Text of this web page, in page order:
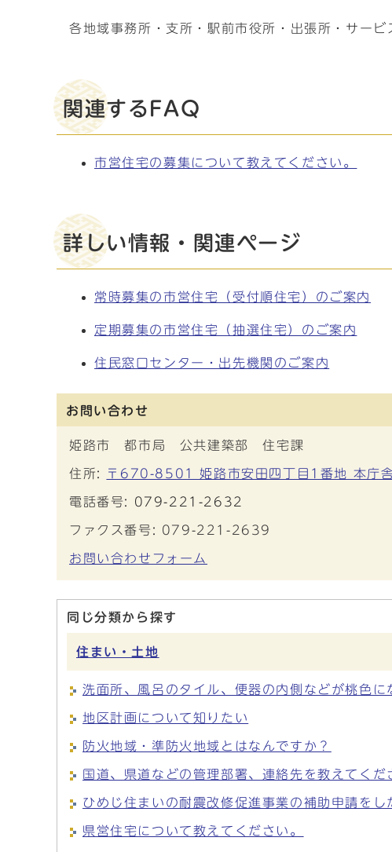
各地域事務所・支所・駅前市役所・出張所・サー
関連するFAQ
市営住宅の募集について教えてください。
詳しい情報・関連ページ
常時募集の市営住宅（受付順住宅）のご案内
定期募集の市営住宅（抽選住宅）のご案内
住民窓口センター・出先機関のご案内
お問い合わせ
姫路市 都市局 公共建築部 住宅課
住所: 〒670-8501 姫路市安田四丁目1番地 本庁
電話番号: 079-221-2632
ファクス番号: 079-221-2639
お問い合わせフォーム
同じ分類から探す
住まい・土地
洗面所、風呂のタイル、便器の内側などが桃色に
地区計画について知りたい
防火地域・準防火地域とはなんですか？
国道、県道などの管理部署、連絡先を教えてくだ
ひめじ住まいの耐震改修促進事業の補助申請をし
県営住宅について教えてください。